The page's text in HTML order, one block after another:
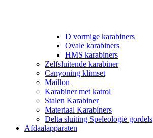
D vormige karabiners
Ovale karabiners
HMS karabiners
Zelfsluitende karabiner
Canyoning klimset
Maillon
Karabiner met katrol
Stalen Karabiner
Materiaal Karabiners
Delta sluiting Speleologie gordels
Afdaalapparaten